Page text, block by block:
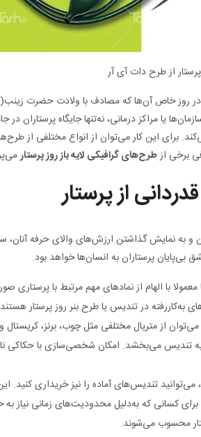
از طرح دات آی آر
در روز خاص آن‌ها که مصادف با ولادت حضرت
یا مراکز درمانی، نه‌تنها جایگاه پرستاران در
برای این کار می‌توان از انواع مختلفی از
برخی ازطرح‌های گرافیکی لایه باز روز پرستار
از پرستار
و به نمایش گذاشتن ارزش‌های والای حرفه‌
بی‌پایان پرستاران به انسان‌ها خواهد بود.
با الهام از نمادهای مهم مرتبط با پرستاری
به‌کاررفته در تندیس یا طرح بنر روز پرستار
از متریال مختلفی مثل چوب، برنز، کریستال
می‌بخشد. امکان شخصی‌سازی با حکاکی نام،
تندیس‌های آماده را نیز خریداری کنید.
کسانی که به‌دلیل محدودیت‌های زمانی نیاز به
محسوب می‌شوند.